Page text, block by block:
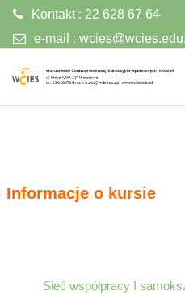
Kontakt : 22 628 67 64
e-mail :
Informacje o kursie
Sieć współpracy I